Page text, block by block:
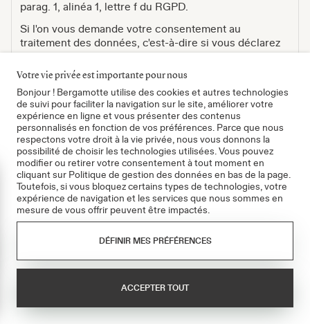
parag. 1, alinéa 1, lettre f du RGPD.
Si l'on vous demande votre consentement au
traitement des données, c'est-à-dire si vous déclarez
votre consentement en cochant une case ou similaire
(opt-in), la base légale du traitement est l'art. 6, parag.
1, alinéa 1, point a et l'art. 7 du RGPD.
Si vous êtes membre d'un réseau social et que vous
ne souhaitez pas que le réseau recueille des données
vous concernant via notre site Internet et qu'il
établisse un lien avec vos données de membre
stockées dans le réseau respectif, vous devez :
- vous déconnecter du réseau en question avant de
visiter notre page fan
- effacer les cookies présents sur l'appareil et
- quitter et redémarrer votre navigateur
Après vous être reconnecté.e, vous serez à nouveau
qu'utilisateur.trice spécifique.
Votre vie privée est importante pour nous
Bonjour ! Bergamotte utilise des cookies et autres technologies
de suivi pour faciliter la navigation sur le site, améliorer votre
expérience en ligne et vous présenter des contenus
personnalisés en fonction de vos préférences. Parce que nous
respectons votre droit à la vie privée, nous vous donnons la
possibilité de choisir les technologies utilisées. Vous pouvez
modifier ou retirer votre consentement à tout moment en
cliquant sur Politique de gestion des données en bas de la page.
Toutefois, si vous bloquez certains types de technologies, votre
expérience de navigation et les services que nous sommes en
mesure de vous offrir peuvent être impactés.
DÉFINIR MES PRÉFÉRENCES
ACCEPTER TOUT